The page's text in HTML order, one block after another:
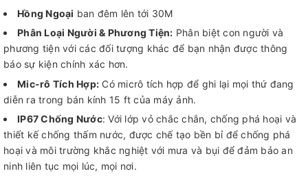
Hồng Ngoại ban đêm lên tới 30M
Phân Loại Người & Phương Tiện: Phân biệt con người và
phương tiện với các đối tượng khác để bạn nhận được thông
báo sự kiện chính xác hơn.
Mic-rô Tích Hợp: Có micrô tích hợp để ghi lại mọi thứ đang
diễn ra trong bán kính 15 ft của máy ảnh.
IP67 Chống Nước: Với lớp vỏ chắc chắn, chống phá hoại và
thiết kế chống thấm nước, được chế tạo bền bỉ để chống phá
hoại và môi trường khắc nghiệt với mưa và bụi để đảm bảo an
ninh liên tục mọi lúc, mọi nơi.